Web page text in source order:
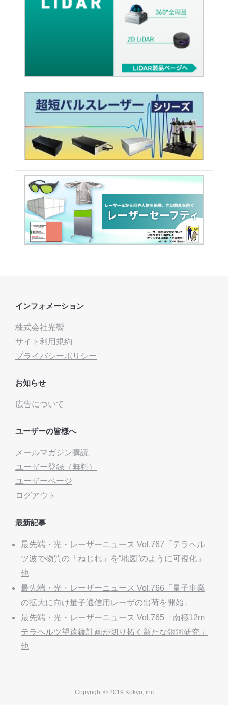
インフォメーション
株式会社光響
サイト利用規約
プライバシーポリシー
お知らせ
広告について
ユーザーの皆様へ
メールマガジン購読
ユーザー登録（無料）
ユーザーページ
ログアウト
最新記事
最先端・光・レーザーニュース Vol.767「テラヘル
ツ波で物質の「ねじれ」を“地図”のように可視化」
他
最先端・光・レーザーニュース Vol.766「量子事業
の拡大に向け量子通信用レーザの出荷を開始」
最先端・光・レーザーニュース Vol.765「南極12m
テラヘルツ望遠鏡計画が切り拓く新たな銀河研究」
他
Copyright © 2019 Kokyo, inc